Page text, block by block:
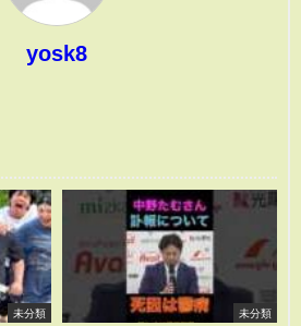
yosk8
未分類 未分類